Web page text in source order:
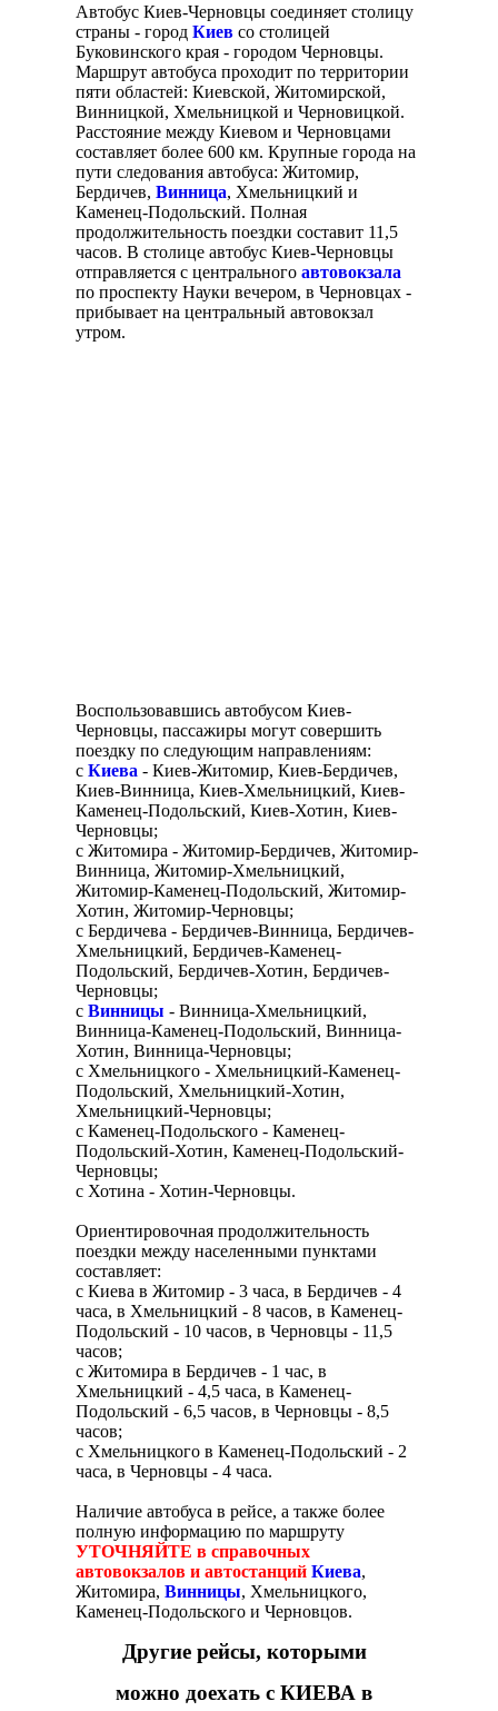
Автобус Киев-Черновцы соединяет столицу
страны - городКиев со столицей
Буковинского края - городом Черновцы.
Маршрут автобуса проходит по территории
пяти областей: Киевской, Житомирской,
Винницкой, Хмельницкой и Черновицкой.
Расстояние между Киевом и Черновцами
составляет более 600 км. Крупные города на
пути следования автобуса: Житомир,
Бердичев,Винница, Хмельницкий и
Каменец-Подольский. Полная
продолжительность поездки составит 11,5
часов. В столице автобус Киев-Черновцы
отправляется с центральногоавтовокзала
по проспекту Науки вечером, в Черновцах -
прибывает на центральный автовокзал
утром.
Воспользовавшись автобусом Киев-
Черновцы, пассажиры могут совершить
поездку по следующим направлениям:
сКиева - Киев-Житомир, Киев-Бердичев,
Киев-Винница, Киев-Хмельницкий, Киев-
Каменец-Подольский, Киев-Хотин, Киев-
Черновцы;
с Житомира - Житомир-Бердичев, Житомир-
Винница, Житомир-Хмельницкий,
Житомир-Каменец-Подольский, Житомир-
Хотин, Житомир-Черновцы;
с Бердичева - Бердичев-Винница, Бердичев-
Хмельницкий, Бердичев-Каменец-
Подольский, Бердичев-Хотин, Бердичев-
Черновцы;
сВинницы - Винница-Хмельницкий,
Винница-Каменец-Подольский, Винница-
Хотин, Винница-Черновцы;
с Хмельницкого - Хмельницкий-Каменец-
Подольский, Хмельницкий-Хотин,
Хмельницкий-Черновцы;
с Каменец-Подольского - Каменец-
Подольский-Хотин, Каменец-Подольский-
Черновцы;
с Хотина - Хотин-Черновцы.
Ориентировочная продолжительность
поездки между населенными пунктами
составляет:
с Киева в Житомир - 3 часа, в Бердичев - 4
часа, в Хмельницкий - 8 часов, в Каменец-
Подольский - 10 часов, в Черновцы - 11,5
часов;
с Житомира в Бердичев - 1 час, в
Хмельницкий - 4,5 часа, в Каменец-
Подольский - 6,5 часов, в Черновцы - 8,5
часов;
с Хмельницкого в Каменец-Подольский - 2
часа, в Черновцы - 4 часа.
Наличие автобуса в рейсе, а также более
полную информацию по маршруту
УТОЧНЯЙТЕ в справочных
автовокзалов и автостанций Киева,
Житомира,Винницы, Хмельницкого,
Каменец-Подольского и Черновцов.
Другие рейсы, которыми
можно доехать с КИЕВА в